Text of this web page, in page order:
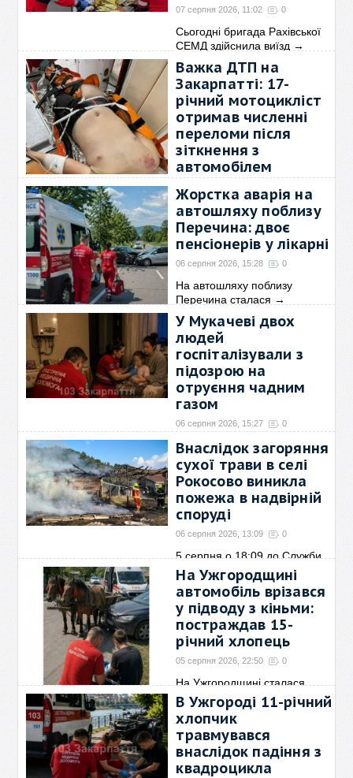
07 серпня 2026, 11:02 0
Сьогодні бригада Рахівської
СЕМД здійснила виїзд →
Важка ДТП на
Закарпатті: 17-
річний мотоцикліст
отримав численні
переломи після
зіткнення з
автомобілем
→
Жорстка аварія на
автошляху поблизу
Перечина: двоє
пенсіонерів у лікарні
06 серпня 2026, 15:28 0
На автошляху поблизу
Перечина сталася →
У Мукачеві двох
людей
госпіталізували з
підозрою на
отруєння чадним
газом
06 серпня 2026, 15:27 0
До служби екстреної медичної
допомоги надійшов →
Внаслідок загоряння
сухої трави в селі
Рокосово виникла
пожежа в надвірній
споруді
06 серпня 2026, 13:09 0
5 серпня о 18:09 до Служби
порятунку надійшло→
На Ужгородщині
автомобіль врізався
у підводу з кіньми:
постраждав 15-
річний хлопець
05 серпня 2026, 22:50 0
На Ужгородщині сталася
дорожньо-транспортна→
В Ужгороді 11-річний
хлопчик
травмувався
внаслідок падіння з
квадроцикла